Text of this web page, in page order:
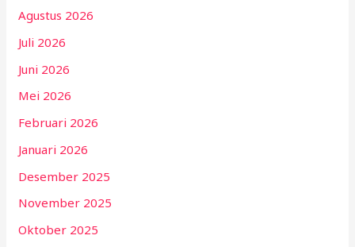
Agustus 2026
Juli 2026
Juni 2026
Mei 2026
Februari 2026
Januari 2026
Desember 2025
November 2025
Oktober 2025